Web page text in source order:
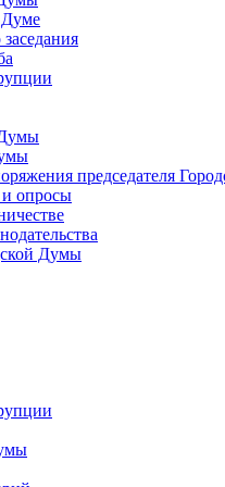
председателя
опросы
Думы